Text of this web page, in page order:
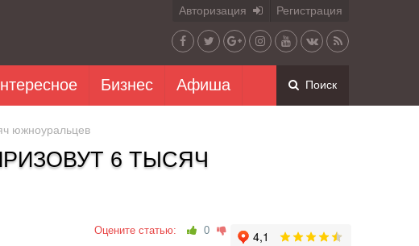
Авторизация Регистрация
Бизнес Афиша Поиск
южноуральцев
6 ТЫСЯЧ
Оцените статью: 0